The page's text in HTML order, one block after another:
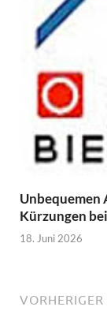
Kürzungen
18. Juni 2026
VORHERIGER